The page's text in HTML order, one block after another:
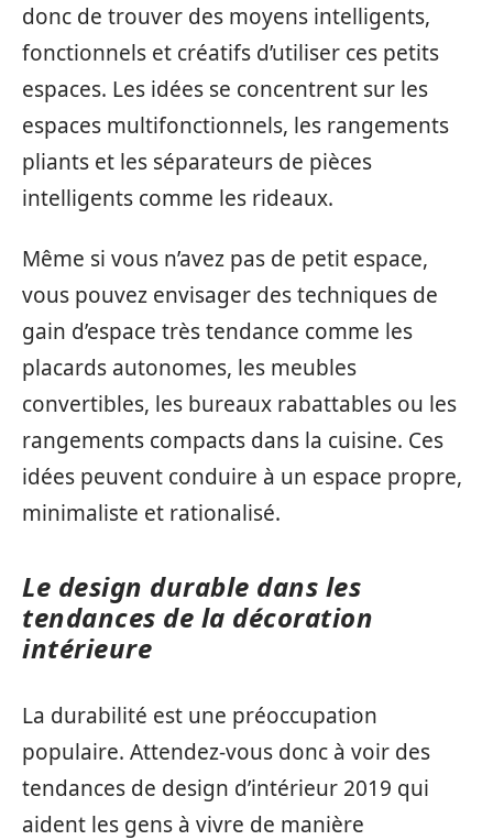
donc de trouver des moyens intelligents,
fonctionnels et créatifs d’utiliser ces petits
espaces. Les idées se concentrent sur les
espaces multifonctionnels, les rangements
pliants et les séparateurs de pièces
intelligents comme les rideaux.
Même si vous n’avez pas de petit espace,
vous pouvez envisager des techniques de
gain d’espace très tendance comme les
placards autonomes, les meubles
convertibles, les bureaux rabattables ou les
rangements compacts dans la cuisine. Ces
idées peuvent conduire à un espace propre,
minimaliste et rationalisé.
Le design durable dans les
tendances de la décoration
intérieure
La durabilité est une préoccupation
populaire. Attendez-vous donc à voir des
tendances de design d’intérieur 2019 qui
aident les gens à vivre de manière